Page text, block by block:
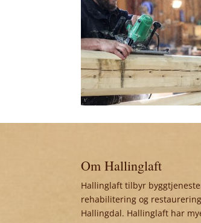
Om Hallinglaft
Hallinglaft tilbyr
rehabilitering og
Hallingdal. Hallinglaft har